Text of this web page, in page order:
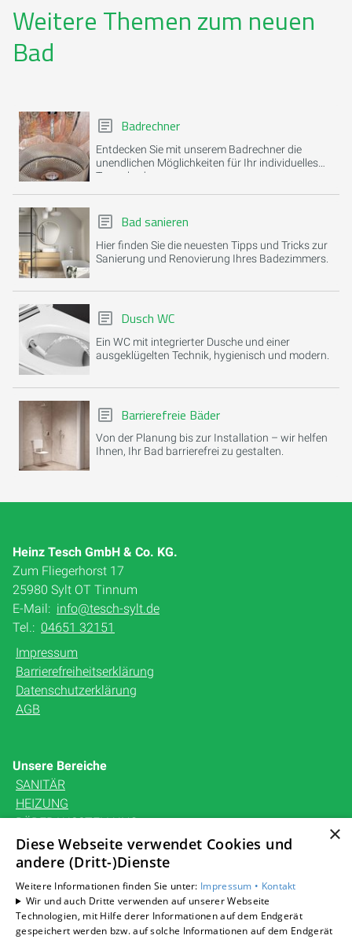
Weitere Themen zum neuen
Bad
Badrechner
Entdecken Sie mit unserem Badrechner die
unendlichen Möglichkeiten für Ihr individuelles
Traumbad.
Bad sanieren
Hier finden Sie die neuesten Tipps und Tricks zur
Sanierung und Renovierung Ihres Badezimmers.
Dusch WC
Ein WC mit integrierter Dusche und einer
ausgeklügelten Technik, hygienisch und modern.
Barrierefreie Bäder
Von der Planung bis zur Installation – wir helfen
Ihnen, Ihr Bad barrierefrei zu gestalten.
Heinz Tesch GmbH & Co. KG.
Zum Fliegerhorst 17
25980 Sylt OT Tinnum
E-Mail: info@tesch-sylt.de
Tel.: 04651 32151
Impressum
Barrierefreiheitserklärung
Datenschutzerklärung
AGB
Unsere Bereiche
SANITÄR
HEIZUNG
BÄDERAUSSTELLUNG
KARRIERE
UNTERNEHMEN
KONTAKT
×
Diese Webseite verwendet Cookies und
andere (Dritt-)Dienste
Weitere Informationen finden Sie unter: Impressum • Kontakt
Wir und auch Dritte verwenden auf unserer Webseite
Technologien, mit Hilfe derer Informationen auf dem Endgerät
gespeichert werden bzw. auf solche Informationen auf dem Endgerät